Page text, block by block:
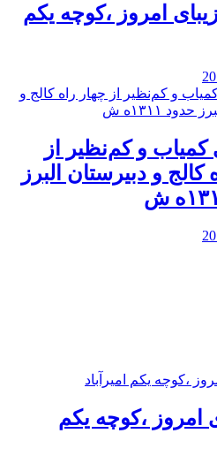
امروز ،کوچه یکم
و کم‌نظیر از
كالج و دبيرستان البرز
امروز ،کوچه یکم